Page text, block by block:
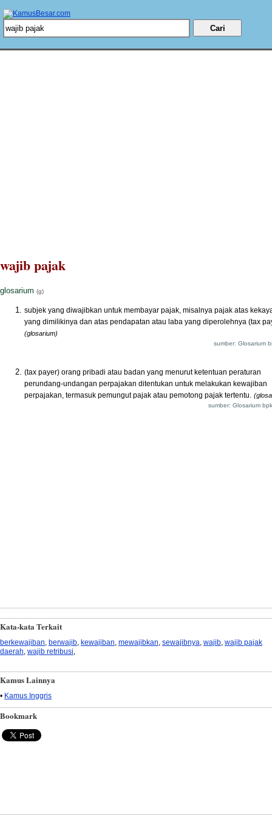
wajib pajak
glosarium (g)
subjek yang diwajibkan untuk membayar pajak, misalnya pajak atas
yang dimilikinya dan atas pendapatan atau laba yang diperolehnya (tax
(glosarium)
sumber: Glosarium
(tax payer) orang pribadi atau badan yang menurut ketentuan peraturan
perundang-undangan perpajakan ditentukan untuk melakukan kewajiban
perpajakan, termasuk pemungut pajak atau pemotong pajak tertentu.
sumber: Glosarium
Kata-kata Terkait
berkewajiban berwajib kewajiban mewajibkan sewajibnya wajib wajib pajak
daerah wajib retribusi
Kamus Lainnya
• Kamus Inggris
Bookmark